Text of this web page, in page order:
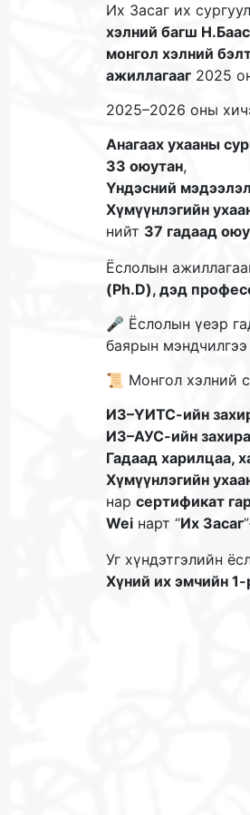
Их Засаг их
хэлний багш
монгол хэлний
ажиллагааг 2025
2025–2026 оны
Анагаах ухааны
33 оюутан,
Үндэсний
Хүмүүнлэгийн
нийт 37 гадаад
Ёслолын
(Ph.D), дэд
🎤 Ёслолын үеэр
баярын
📜 Монгол хэлний
ИЗ–ҮИТС-ийн
ИЗ–АУС-ийн
Гадаад харилцаа,
Хүмүүнлэгийн
нар сертификат
Wei нарт “Их Засаг
Уг хүндэтгэлийн
Хүний их эмчийн 1-